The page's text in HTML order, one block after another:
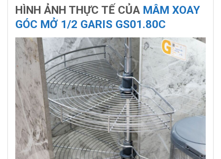
HÌNH ẢNH THỰC TẾ CỦA MÂM XOAY
GÓC MỞ 1/2 GARIS GS01.80C